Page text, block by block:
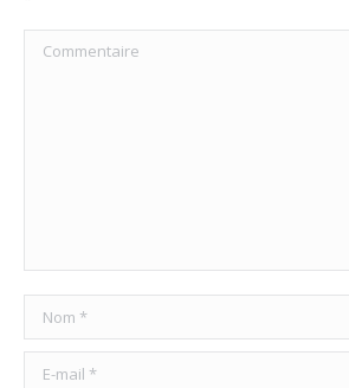
Commentaire
Nom *
E-mail *